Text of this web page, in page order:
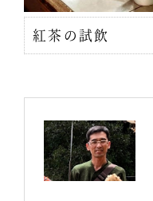
紅茶の試飲